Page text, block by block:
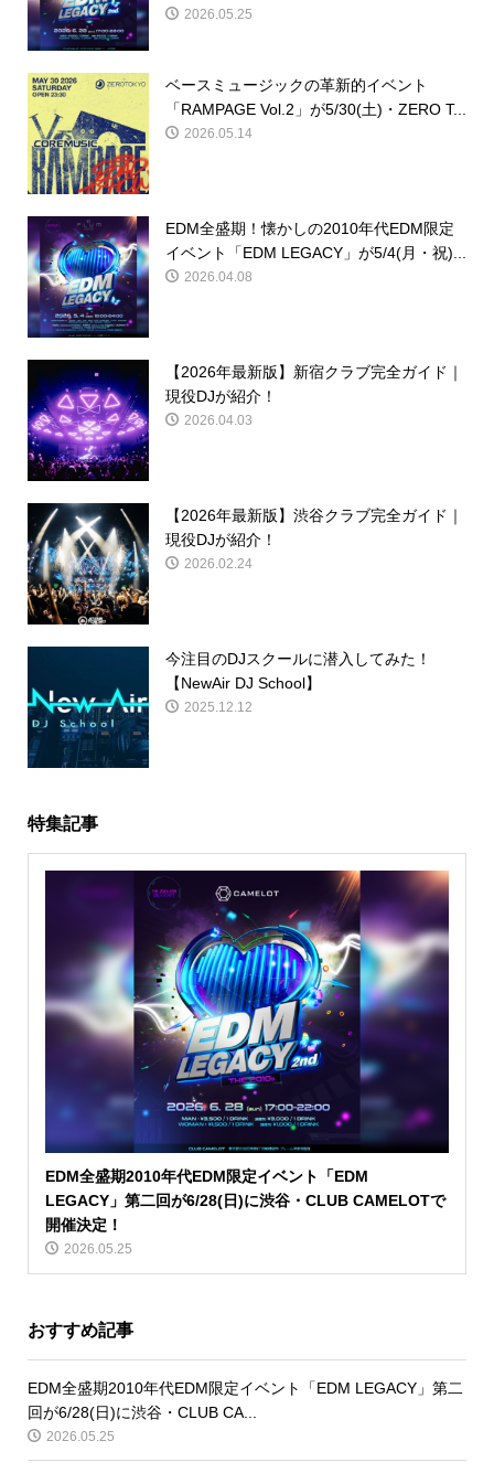
2026.05.25
ベースミュージックの革新的イベント
「RAMPAGE Vol.2」が5/30(土)・ZERO T...
2026.05.14
EDM全盛期！懐かしの2010年代EDM限定
イベント「EDM LEGACY」が5/4(月・祝)...
2026.04.08
【2026年最新版】新宿クラブ完全ガイド｜
現役DJが紹介！
2026.04.03
【2026年最新版】渋谷クラブ完全ガイド｜
現役DJが紹介！
2026.02.24
今注目のDJスクールに潜入してみた！
【NewAir DJ School】
2025.12.12
特集記事
EDM全盛期2010年代EDM限定イベント「EDM
LEGACY」第二回が6/28(日)に渋谷・CLUB CAMELOTで
開催決定！
2026.05.25
おすすめ記事
EDM全盛期2010年代EDM限定イベント「EDM LEGACY」第二
回が6/28(日)に渋谷・CLUB CA...
2026.05.25